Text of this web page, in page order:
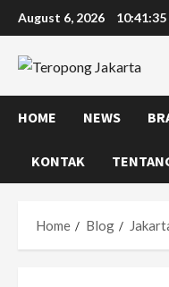
Skip
to
content
August 6, 2026 10:41:36
HOME NEWS
KONTAK
Home Blog